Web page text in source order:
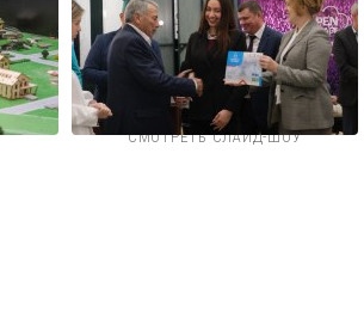
СМОТРЕТЬ СЛАЙД-ШОУ